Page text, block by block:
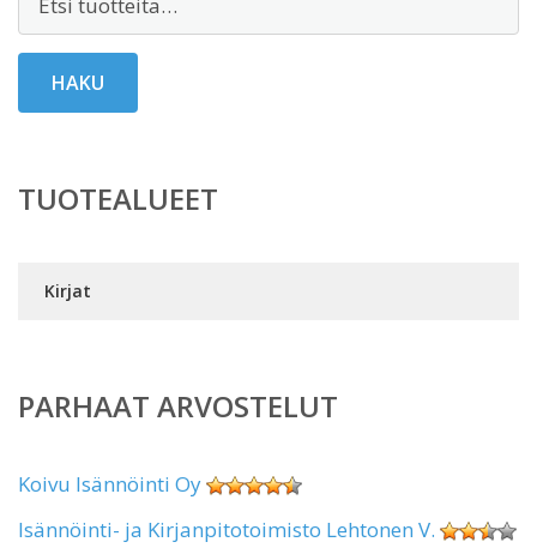
HAKU
TUOTEALUEET
Kirjat
PARHAAT ARVOSTELUT
Koivu Isännöinti Oy
Isännöinti- ja Kirjanpitotoimisto Lehtonen V.